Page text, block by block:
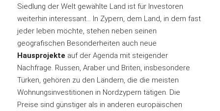
Siedlung der Welt gewählte Land ist für Investoren
weiterhin interessant… In Zypern, dem Land, in dem fast
jeder leben möchte, stehen neben seinen
geografischen Besonderheiten auch neue
Hausprojekte auf der Agenda mit steigender
Nachfrage. Russen, Araber und Briten, insbesondere
Türken, gehören zu den Ländern, die die meisten
Wohnungsinvestitionen in Nordzypern tätigen. Die
Preise sind günstiger als in anderen europäischen